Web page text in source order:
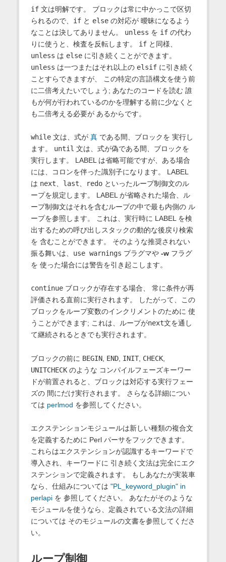
if文は明解です。 ブロックは常に中かっこで区切
られるので、 ifと elseの対応が 曖昧になるよう
なことは決してありません。 unless を ifの代わ
りに使うと、検査を反転します。 ifと同様、
unless は elseに引き続くことができます。
unless は一つまたはそれ以上の elsifに引き続く
ことすらできますが、 この特定の言語構文を使う前
に二倍考えたいでしょう; あなたのコードを読む 誰
もが何が行われているのかを理解する前に少なくと
も二倍考える必要が あるからです。
while文は、式が 真である間、ブロックを 実行し
ます。 until 文は、式が偽である間、ブロックを
実行します。 LABEL は省略可能ですが、ある場合
には、コロンを伴った識別子になります。 LABEL
は next、 last、 redoといったループ制御文のル
ープを規定します。 LABEL が省略された場合、ル
ープ制御文はそれを含むループの中で最も内側の ル
ープを参照します。 これは、実行時に LABEL を検
出するための呼び出しスタックの動的な後戻り検索
を 含むことができます。 そのような推奨されない
振る舞いは、 use warnings プラグマや -wフラグ
を 使った場合には警告を引き起こします。
continueブロックが存在する場合、 常に条件が再
評価される直前に実行されます。 したがって、この
ブロックをループ変数のインクリメントのために 使
うことができます; これは、ループがnext文を通し
て継続されるときでも実行されます。
ブロックの前に BEGIN, END, INIT, CHECK,
UNITCHECKのような コンパイルフェーズキーワー
ドが前置されると、ブロックは対応する実行フェー
ズの 間にだけ実行されます。 さらなる詳細につい
ては perlmod を参照してください。
エクステンションモジュールは新しい種類の複合文
を定義するために Perl パーサをフックできます。
これらはエクステンションが認識するキーワードで
導入され、キーワードに 引き続く文法は完全にエク
ステンションで定義されます。 もしあなたが実装車
なら、仕組みについては "PL_keyword_plugin" in
perlapiを 参照してください。 あなたがそのような
モジュールを使うなら、定義されている文法の詳細
については そのモジュールの文書を参照してくださ
い。
ループ制御